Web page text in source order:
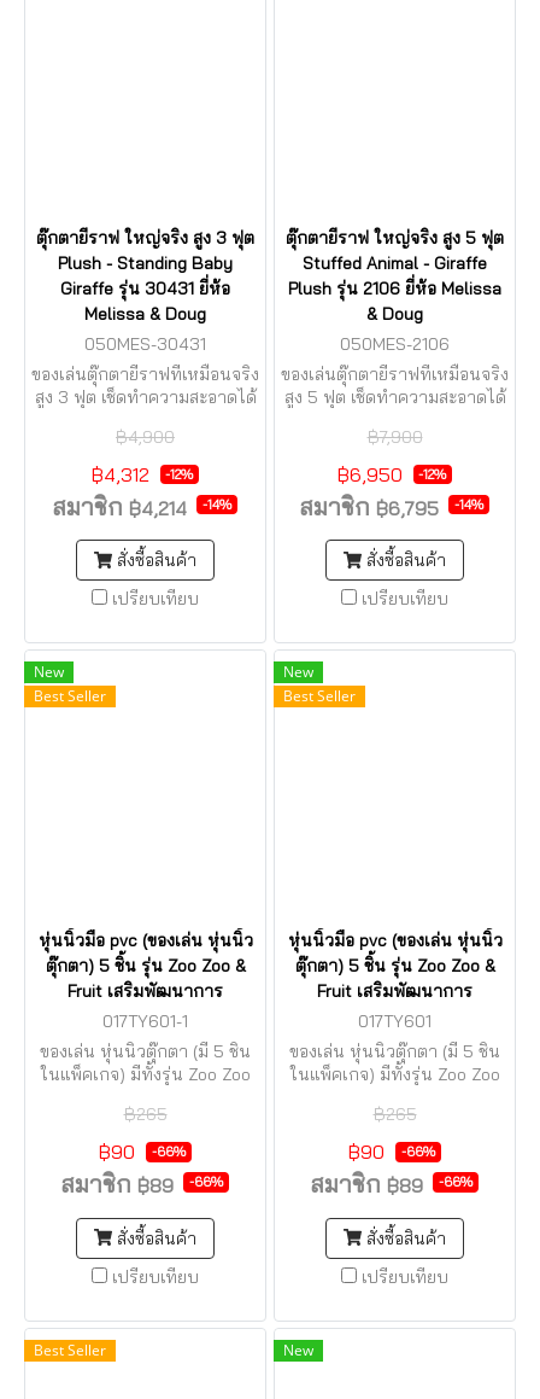
ตุ๊กตายีราฟ ใหญ่จริง สูง 3 ฟุต
Plush - Standing Baby
Giraffe รุ่น 30431 ยี่ห้อ
Melissa & Doug
050MES-30431
ของเล่นตุ๊กตายีราฟที่เหมือนจริง
สูง 3 ฟุต เช็ดทำความสะอาดได้
฿4,900
฿4,312 -12%
สมาชิก ฿4,214 -14%
สั่งซื้อสินค้า
เปรียบเทียบ
ตุ๊กตายีราฟ ใหญ่จริง สูง 5 ฟุต
Stuffed Animal - Giraffe
Plush รุ่น 2106 ยี่ห้อ Melissa
& Doug
050MES-2106
ของเล่นตุ๊กตายีราฟที่เหมือนจริง
สูง 5 ฟุต เช็ดทำความสะอาดได้
฿7,900
฿6,950 -12%
สมาชิก ฿6,795 -14%
สั่งซื้อสินค้า
เปรียบเทียบ
New
Best Seller
หุ่นนิ้วมือ pvc (ของเล่น หุ่นนิ้ว
ตุ๊กตา) 5 ชิ้น รุ่น Zoo Zoo &
Fruit เสริมพัฒนาการ
017TY601-1
ของเล่น หุ่นนิ้วตุ๊กตา (มี 5 ชิ้น
ในแพ็คเกจ) มีทั้งรุ่น Zoo Zoo
ไม้น่ารักน่าชัง ช่วยเสริมพัฒนา
การเด็กๆ ใช้ควบคู่กับการเล่า
นิทานได้เป็นอย่างดี
฿265
฿90 -66%
สมาชิก ฿89 -66%
สั่งซื้อสินค้า
เปรียบเทียบ
New
Best Seller
หุ่นนิ้วมือ pvc (ของเล่น หุ่นนิ้ว
ตุ๊กตา) 5 ชิ้น รุ่น Zoo Zoo &
Fruit เสริมพัฒนาการ
017TY601
ของเล่น หุ่นนิ้วตุ๊กตา (มี 5 ชิ้น
ในแพ็คเกจ) มีทั้งรุ่น Zoo Zoo
ไม้น่ารักน่าชัง ช่วยเสริมพัฒนา
การเด็กๆ ใช้ควบคู่กับการเล่า
นิทานได้เป็นอย่างดี
฿265
฿90 -66%
สมาชิก ฿89 -66%
สั่งซื้อสินค้า
เปรียบเทียบ
Best Seller New